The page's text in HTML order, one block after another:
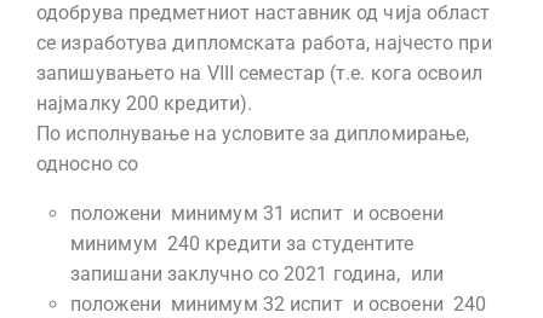
одобрува предметниот наставник од чија област
се изработува дипломската работа, најчесто при
запишувањето на VIII семестар (т.е. кога освоил
најмалку 200 кредити).
По исполнување на условите за дипломирање,
односно со
положени минимум 31 испит и освоени
минимум 240 кредити за студентите
запишани заклучно со 2021 година, или
положени минимум 32 испит и освоени 240